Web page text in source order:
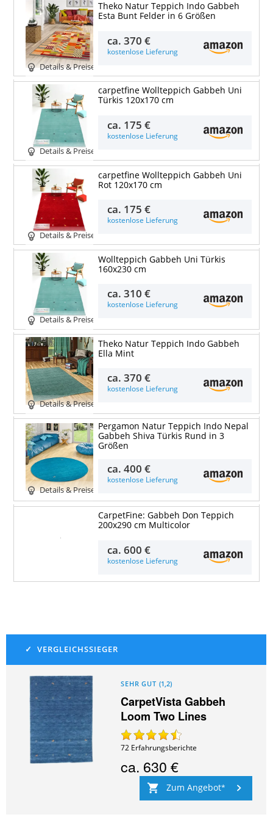
Details & Preise
Theko Natur Teppich Indo Gabbeh
Esta Bunt Felder in 6 Größen
ca.370 €
kostenlose Lieferung
Details & Preise
carpetfine Wollteppich Gabbeh Uni
Türkis 120x170 cm
ca. 175 €
kostenlose Lieferung
Details & Preise
carpetfine Wollteppich Gabbeh Uni
Rot 120x170 cm
ca. 175 €
kostenlose Lieferung
Details & Preise
Wollteppich Gabbeh Uni Türkis
160x230 cm
ca.310 €
kostenlose Lieferung
Details & Preise
Theko Natur Teppich Indo Gabbeh
Ella Mint
ca.370 €
kostenlose Lieferung
Details & Preise
Pergamon Natur Teppich Indo Nepal
Gabbeh Shiva Türkis Rund in 3
Größen
ca.400 €
kostenlose Lieferung
CarpetFine: Gabbeh Don Teppich
200x290 cm Multicolor
ca.600 €
kostenlose Lieferung
SEHR GUT (1,2)
CarpetVista Gabbeh
Loom Two Lines
72 Erfahrungsberichte
ca. 630 €
Zum Angebot